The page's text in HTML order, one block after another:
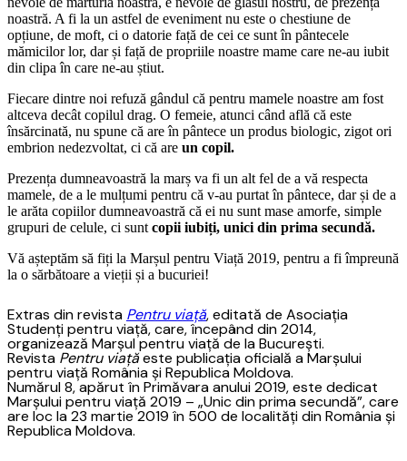
noastră. A fi la un astfel de eveniment nu este o chestiune de
opțiune, de moft, ci o datorie față de cei ce sunt în pântecele
mămicilor lor, dar și față de propriile noastre mame care ne-au iubit
din clipa în care ne-au știut.
Fiecare dintre noi refuză gândul că pentru mamele noastre am fost
altceva decât copilul drag. O femeie, atunci când află că este
însărcinată, nu spune că are în pântece un produs biologic, zigot ori
embrion nedezvoltat, ci că are un copil.
Prezența dumneavoastră la marș va fi un alt fel de a vă respecta
mamele, de a le mulțumi pentru că v-au purtat în pântece, dar și de a
le arăta copiilor dumneavoastră că ei nu sunt mase amorfe, simple
grupuri de celule, ci sunt copii iubiți, unici din prima secundă.
Vă așteptăm să fiți la Marșul pentru Viață 2019, pentru a fi împreună
la o sărbătoare a vieții și a bucuriei!
Extras din revista Pentru viață, editată de Asociația
Studenți pentru viață, care, începând din 2014,
organizează Marșul pentru viață de la București.
Revista Pentru viațăeste publicația oficială a Marșului
pentru viață România și Republica Moldova.
Numărul 8, apărut în Primăvara anului 2019, este dedicat
Marșului pentru viață 2019 – „Unic din prima secundă”, care
are loc la 23 martie 2019 în 500 de localități din România și
Republica Moldova.